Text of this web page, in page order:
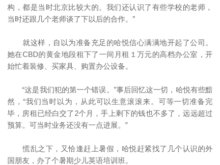
构，都是当时北京比较大的。我们还认识了有些学校的老师，
当时还跟几个老师谈了下以后的合作。”
就这样，自以为准备充足的哈悦信心满满地开起了公司。
她在CBD的黄金地段租下了一间月租１万元的高档办公室，开
始忙着装修、买家具、购置办公设备。
“这是我们犯的第一个错误。”事后回忆这一切，哈悦有些黯
然，“我们当时以为，从此可以生意滚滚来。可等一切准备完
毕，房租已经白交了2个月，手上剩下的钱也不多了，远远超过
预算。可当时业务还没有一点进展。”
慌乱之下，又恰逢赶上暑假，哈悦赶紧找了几个认识的外
国朋友，办了个暑期少儿英语培训班。